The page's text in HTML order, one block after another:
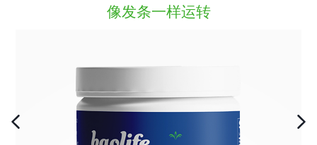
像发条一样运转